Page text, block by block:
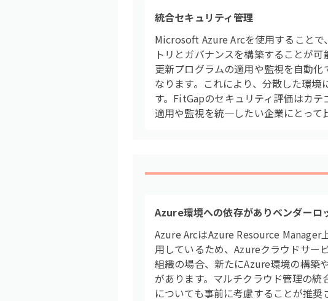
統合セキュリティ管理
Microsoft Azure Arcを使用すること
トリとガバナンスを構築することが
更新プログラムの適用や監視を自動
なります。これにより、分散した環
す。FitGapのセキュリティ評価はカ
適用や監視を統一したい企業にとって
Azure環境への依存がありベンダーロ
Azure ArcはAzure Resource Manager
用しているため、Azureクラウドサー
組織の場合、新たにAzure環境の構築
があります。マルチクラウド管理の
についても事前に考慮することが推奨